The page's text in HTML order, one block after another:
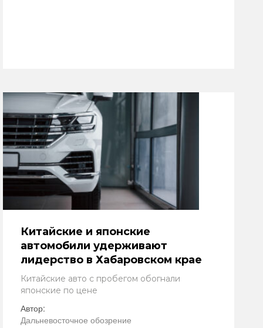
Китайские и японские
автомобили удерживают
лидерство в Хабаровском крае
Китайские авто с пробегом обогнали
японские по цене
Автор:
Дальневосточное обозрение